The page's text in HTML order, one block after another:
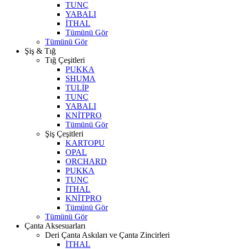
TUNÇ
YABALI
İTHAL
Tümünü Gör
Tümünü Gör
Şiş & Tığ
Tığ Çeşitleri
PUKKA
SHUMA
TULİP
TUNÇ
YABALI
KNİTPRO
Tümünü Gör
Şiş Çeşitleri
KARTOPU
OPAL
ORCHARD
PUKKA
TUNÇ
İTHAL
KNİTPRO
Tümünü Gör
Tümünü Gör
Çanta Aksesuarları
Deri Çanta Askıları ve Çanta Zincirleri
İTHAL